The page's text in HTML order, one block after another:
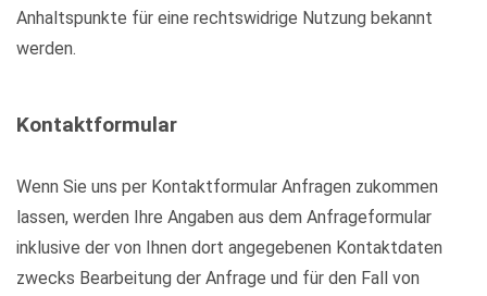
Anhaltspunkte für eine rechtswidrige Nutzung bekannt
werden.
Kontaktformular
Wenn Sie uns per Kontaktformular Anfragen zukommen
lassen, werden Ihre Angaben aus dem Anfrageformular
inklusive der von Ihnen dort angegebenen Kontaktdaten
zwecks Bearbeitung der Anfrage und für den Fall von